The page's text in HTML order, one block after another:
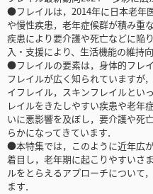
●フレイルは，2014年に日本老年
や慢性疾患，老年症候群が積み重
疾患により要介護や死亡などに陥
入・支援により、生活機能の維持
●フレイルの要素は，身体的フレ
フレイルが広く知られていますが
イフレイル，スキンフレイルとい
レイルをきたしやすい疾患や老年
いに悪影響を及ぼし，要介護や死
らかになってきています．
●本特集では，このように近年広
着目し，老年期に起こりやすいさ
ルをとらえるアプローチについて
ます．